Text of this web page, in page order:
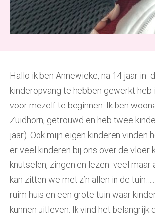
Hallo ik ben Annewieke, na 14 jaar in
kinderopvang te hebben gewerkt heb
voor mezelf te beginnen. Ik ben
Zuidhorn, getrouwd en heb twee
jaar). Ook mijn eigen kinderen vinden
er veel kinderen bij ons over de vloer
knutselen, zingen en lezen veel maar
kan zitten we met z’n allen in de
ruim huis en een grote tuin waar
kunnen uitleven. Ik vind het belangrijk